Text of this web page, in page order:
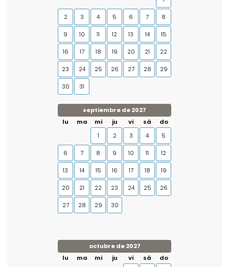
2 3 4 5 6 7 8
9 10 11 12 13 14 15
16 17 18 19 20 21 22
23 24 25 26 27 28 29
30 31
septiembre de 2027
lu
ma mi ju vi sá
do
1
2 3 4 5
6 7 8 9 10 11 12
13 14 15 16 17 18 19
20 21 22 23 24 25 26
27 28 29 30
octubre de 2027
lu
ma mi ju vi sá
do